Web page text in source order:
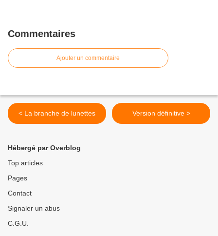
Commentaires
Ajouter un commentaire
< La branche de lunettes Version définitive >
Hébergé par Overblog
Top articles
Pages
Contact
Signaler un abus
C.G.U.